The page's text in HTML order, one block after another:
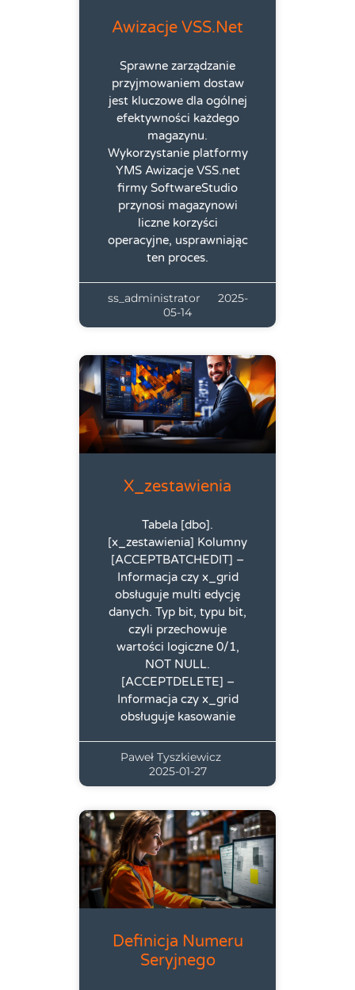
Awizacje VSS.net
Sprawne zarządzanie
przyjmowaniem dostaw
jest kluczowe dla ogólnej
efektywności każdego
magazynu.
Wykorzystanie platformy
YMS Awizacje VSS.net
firmy SoftwareStudio
przynosi magazynowi
liczne korzyści
operacyjne, usprawniając
ten proces.
ss_administrator
2025-
05-14
X_zestawienia
Tabela [dbo].
[x_zestawienia] Kolumny
[ACCEPTBATCHEDIT] –
Informacja czy x_grid
obsługuje multi edycję
danych. Typ bit, typu bit,
czyli przechowuje
wartości logiczne 0/1,
NOT NULL.
[ACCEPTDELETE] –
Informacja czy x_grid
obsługuje kasowanie
Paweł Tyszkiewicz
2025-01-27
Definicja Numeru
Seryjnego